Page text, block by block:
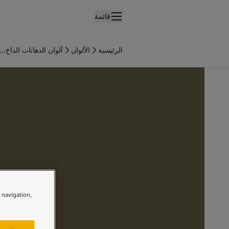
قائمة
الرئيسية الألوان ألوان الدهانات الداخ...
navigation,